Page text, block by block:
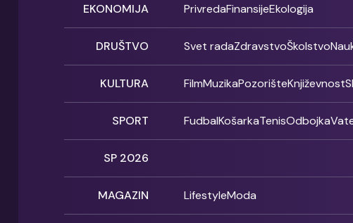
EKONOMIJA PrivredaFinansijeEkologija
DRUŠTVO Svet radaZdravstvoŠkolstvo
KULTURA FilmMuzikaPozorišteKnjiževnost
SPORT FudbalKošarkaTenisOdbojka
SP 2026
MAGAZIN LifestyleModa